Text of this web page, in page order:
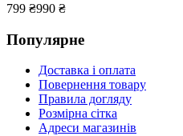
799 ₴990 ₴
Популярне
Доставка і оплата
Повернення товару
Правила догляду
Розмірна сітка
Адреси магазинів